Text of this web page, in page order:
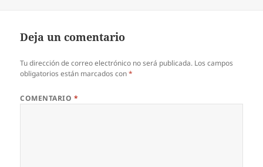
Deja un comentario
Tu dirección de correo electrónico no será publicada. Los campos
obligatorios están marcados con*
COMENTARIO *